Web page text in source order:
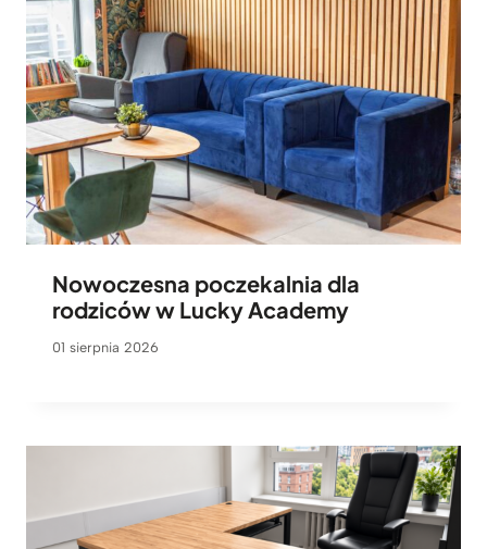
Nowoczesna poczekalnia dla
rodziców w Lucky Academy
01 sierpnia 2026